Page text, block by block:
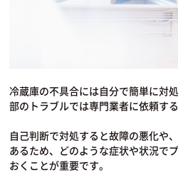
冷蔵庫の不具合には自分で簡単に対
部のトラブルでは専門業者に依頼す
自己判断で対処すると故障の悪化や
あるため、どのような症状や状況で
おくことが重要です。